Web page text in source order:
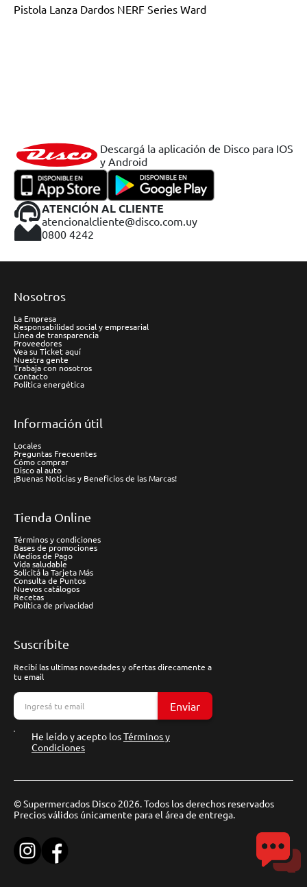
Pistola Lanza Dardos NERF Series Ward
Descargá la aplicación de Disco para IOS
y Android
ATENCIÓN AL CLIENTE
atencionalcliente@disco.com.uy
0800 4242
Nosotros
La Empresa
Responsabilidad social y empresarial
Línea de transparencia
Proveedores
Vea su Ticket aquí
Nuestra gente
Trabaja con nosotros
Contacto
Política energética
Información útil
Locales
Preguntas Frecuentes
Cómo comprar
Disco al auto
¡Buenas Noticias y Beneficios de las Marcas!
Tienda Online
Términos y condiciones
Bases de promociones
Medios de Pago
Vida saludable
Solicitá la Tarjeta Más
Consulta de Puntos
Nuevos catálogos
Recetas
Política de privacidad
Suscríbite
Recibí las ultimas novedades y ofertas direcamente a
tu email
Enviar
He leído y acepto losTérminos y
Condiciones
© Supermercados Disco 2026. Todos los derechos reservados
Precios válidos únicamente para el área de entrega.